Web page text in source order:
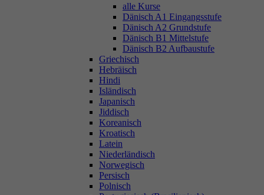
alle Kurse
Dänisch A1 Eingangsstufe
Dänisch A2 Grundstufe
Dänisch B1 Mittelstufe
Dänisch B2 Aufbaustufe
Griechisch
Hebräisch
Hindi
Isländisch
Japanisch
Jiddisch
Koreanisch
Kroatisch
Latein
Niederländisch
Norwegisch
Persisch
Polnisch